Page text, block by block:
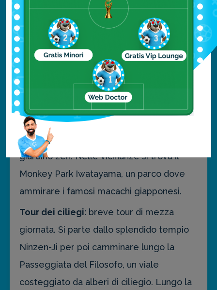
passeggiata nello storico quartiere Gion.
Arashiyama tour
con pochi minuti di treno
si raggiunge questa incantevole foresta di
bambù. Il consiglio è di arrivare molto
presto per poter godere della pace e
della magia di questo luogo. In mattinata
si possono visitare il tempio Gio-Ji, Okochi
Sanso e Tenryu-Ji con il suo meraviglioso
giardino zen. Nelle vicinanze si trova il
Monkey Park Iwatayama, un parco dove
ammirare i famosi macachi giapponesi.
Tour dei ciliegi: breve tour di mezza
giornata. Si parte dallo splendido tempio
Ninzen-Ji per poi camminare lungo la
Passeggiata del Filosofo, un viale
costeggiato da alberi di ciliegio. Lungo la